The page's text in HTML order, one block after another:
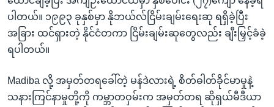
ပါတယ်။ ၁၉၉၃ ခုနှစ်မှာ နိုဘယ်လ်ငြိမ်းချမ်းရေးဆု ရရှိခဲ့ပြီး
အခြား ထင်ရှားတဲ့ နိုင်ငံတကာ ငြိမ်းချမ်းဆုတွေလည်း ချီးမြှင့်ခံခဲ့
ရပါတယ်။
Madiba လို့ အမှတ်တရခေါ်တဲ့ မန်ဒဲလားရဲ့ စိတ်ဓါတ်ခိုင်မာမှုနဲ့
သနားကြင်နာမှုတို့ကို ကမ္ဘာတဝှမ်းက အမှတ်တရ ဆိုရှယ်မီဒီယာ